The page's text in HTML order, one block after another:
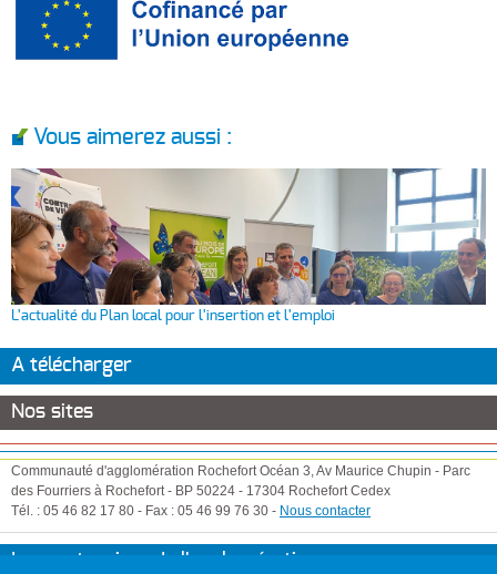
Vous aimerez aussi :
L'actualité du Plan local pour l'insertion et l'emploi
A télécharger
Nos sites
Communauté d'agglomération Rochefort Océan 3, Av Maurice Chupin - Parc
des Fourriers à Rochefort - BP 50224 - 17304 Rochefort Cedex
Tél. : 05 46 82 17 80 - Fax : 05 46 99 76 30 - Nous contacter
Les partenaires de l'agglomération